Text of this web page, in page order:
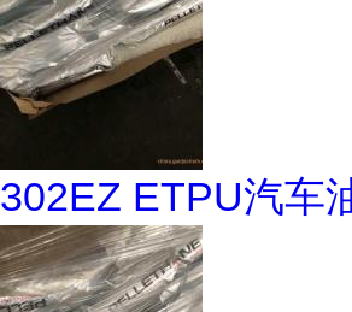
302EZ ETPU汽车